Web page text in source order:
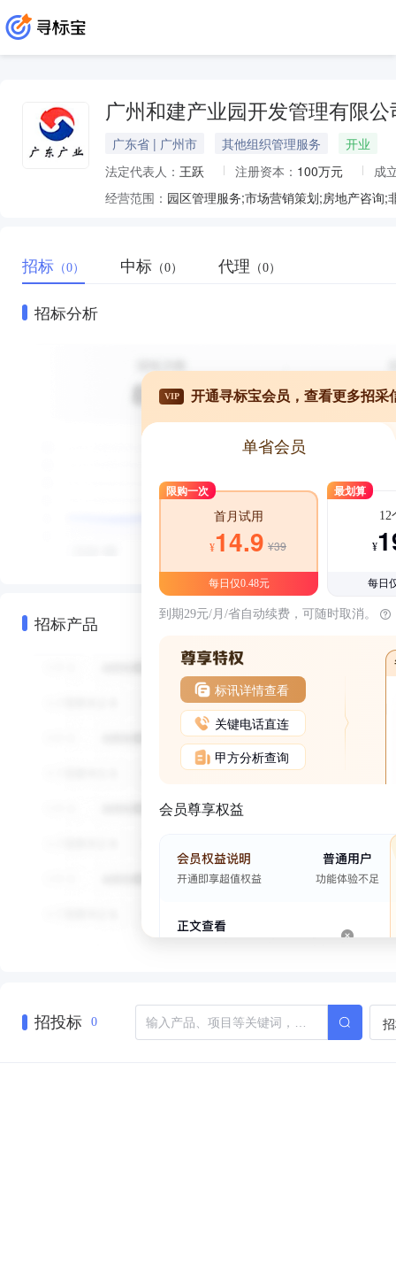
广州和建产业园开发管理有限公
广东省 | 广州市 其他组织管理服务
开业
法定代表人： 王跃 注册资本： 100万元
成
经营范围： 园区管理服务;市场营销策划;房地产咨询;
招标 （0） 中标 （0） 代理 （0）
招标分析
招标产品
VIP 开通寻标宝会员，查看更多招采
单省会员
限购一次
首月试用
¥14.9 ¥39
每日仅0.48元
最划算
12
¥
每日
到期29元/月/省自动续费，可随时取消。
标讯详情查看
关键电话直连
甲方分析查询
会员尊享权益
招投标 0